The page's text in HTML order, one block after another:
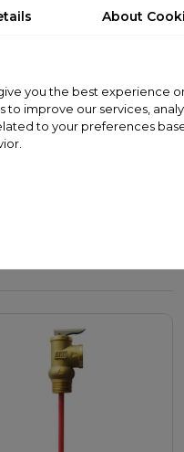
AIN-SS/CU) <-
tanto en su totalidad
por la ley.
de las fotografías
Pro Eco Solutions Ltd.
copia, traducción y
About
you the best experience
to improve our services,
to your preferences